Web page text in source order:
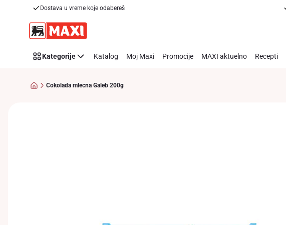
Dostava u vreme koje odabereš
Kategorije Katalog Moj Maxi Promocije MAXI aktuelno Recepti
Cokolada mlecna Galeb 200g